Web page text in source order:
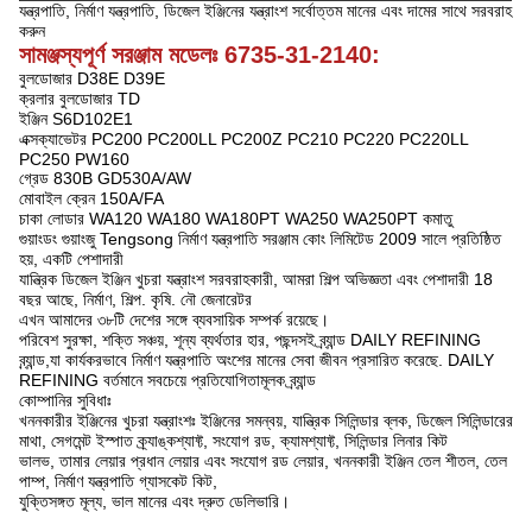
যন্ত্রপাতি, নির্মাণ যন্ত্রপাতি, ডিজেল ইঞ্জিনের যন্ত্রাংশ সর্বোত্তম মানের এবং দামের সাথে সরবরাহ
করুন
সামঞ্জস্যপূর্ণ সরঞ্জাম মডেলঃ 6735-31-2140:
বুলডোজার D38E D39E
ক্রলার বুলডোজার TD
ইঞ্জিন S6D102E1
এক্সক্যাভেটর PC200 PC200LL PC200Z PC210 PC220 PC220LL
PC250 PW160
গ্রেড 830B GD530A/AW
মোবাইল ক্রেন 150A/FA
চাকা লোডার WA120 WA180 WA180PT WA250 WA250PT কমাতু
গুয়াংডং গুয়াংজু Tengsong নির্মাণ যন্ত্রপাতি সরঞ্জাম কোং লিমিটেড 2009 সালে প্রতিষ্ঠিত
হয়, একটি পেশাদারী
যান্ত্রিক ডিজেল ইঞ্জিন খুচরা যন্ত্রাংশ সরবরাহকারী, আমরা শিল্প অভিজ্ঞতা এবং পেশাদারী 18
বছর আছে, নির্মাণ, শিল্প. কৃষি. নৌ জেনারেটর
এখন আমাদের ৩৮টি দেশের সঙ্গে ব্যবসায়িক সম্পর্ক রয়েছে।
পরিবেশ সুরক্ষা, শক্তি সঞ্চয়, শূন্য ব্যর্থতার হার, পছন্দসই ব্র্যান্ড DAILY REFINING
ব্র্যান্ড,যা কার্যকরভাবে নির্মাণ যন্ত্রপাতি অংশের মানের সেবা জীবন প্রসারিত করেছে. DAILY
REFINING বর্তমানে সবচেয়ে প্রতিযোগিতামূলক ব্র্যান্ড
কোম্পানির সুবিধাঃ
খননকারীর ইঞ্জিনের খুচরা যন্ত্রাংশঃ ইঞ্জিনের সমন্বয়, যান্ত্রিক সিলিন্ডার ব্লক, ডিজেল সিলিন্ডারের
মাথা, সেগমেন্ট ইস্পাত ক্র্যাঙ্কশ্যাফ্ট, সংযোগ রড, ক্যামশ্যাফ্ট, সিলিন্ডার লিনার কিট
ভালভ, তামার লেয়ার প্রধান লেয়ার এবং সংযোগ রড লেয়ার, খননকারী ইঞ্জিন তেল শীতল, তেল
পাম্প, নির্মাণ যন্ত্রপাতি গ্যাসকেট কিট,
যুক্তিসঙ্গত মূল্য, ভাল মানের এবং দ্রুত ডেলিভারি।